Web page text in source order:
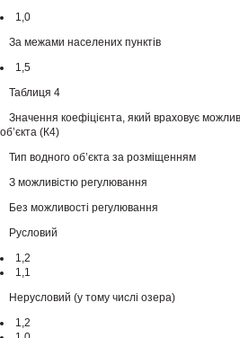
1,0
За межами населених пунктів
1,5
Таблиця 4
Значення коефіцієнта, який враховує
об’єкта (К4)
Тип водного об’єкта за розміщенням
З можливістю регулювання
Без можливості регулювання
Русловий
1,2
1,1
Нерусловий (у тому числі озера)
1,2